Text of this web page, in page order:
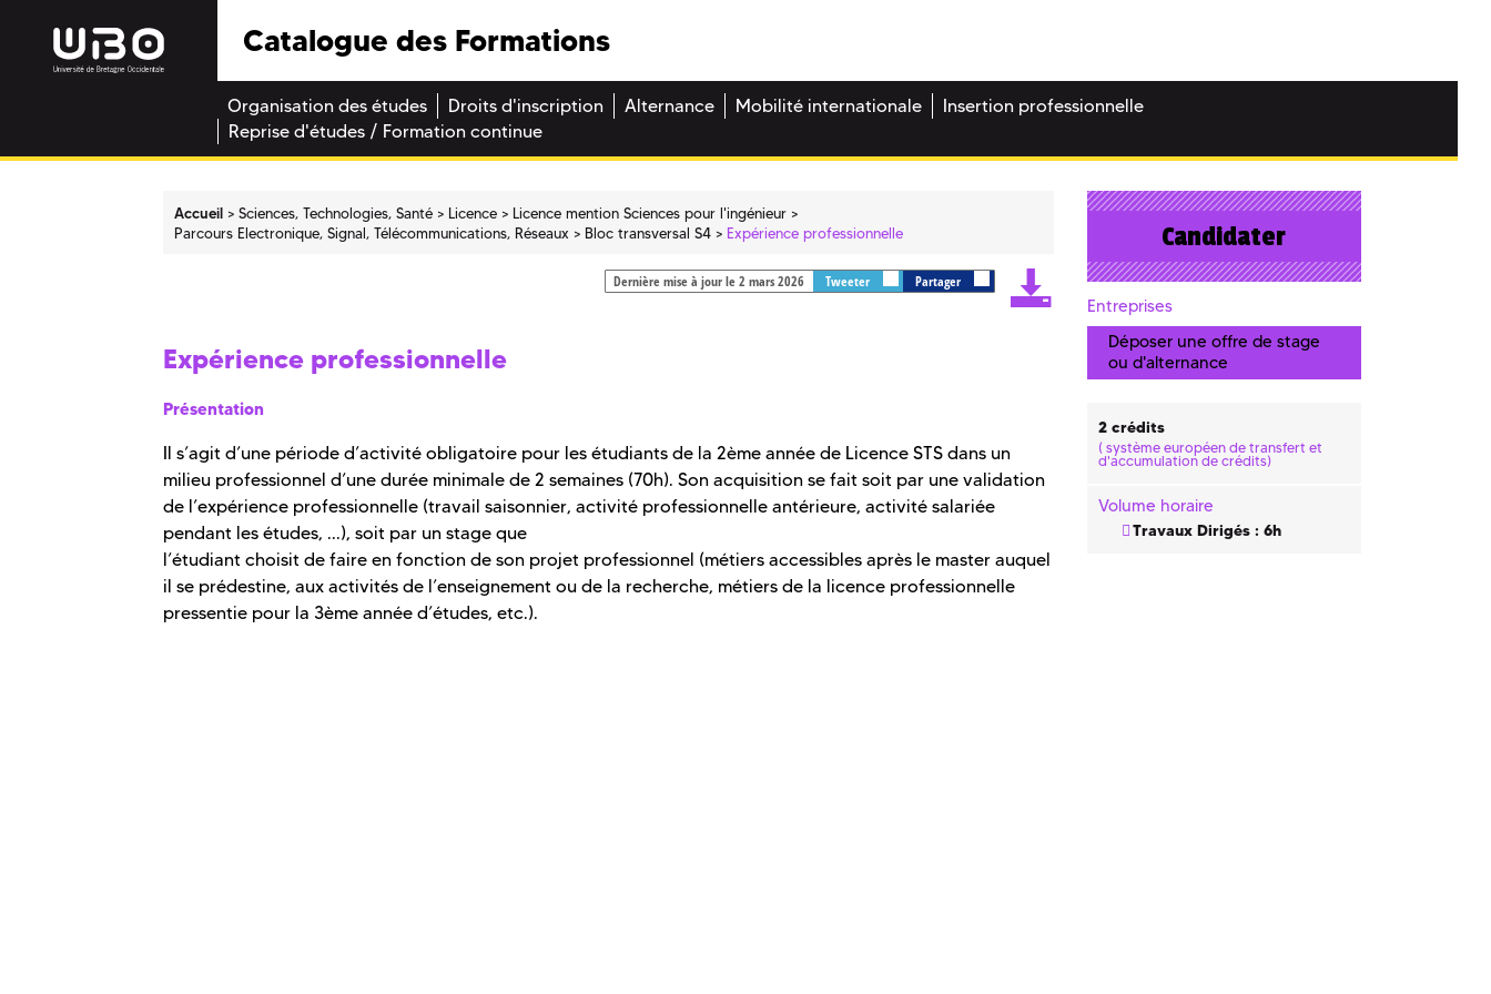
Catalogue des Formations
Organisation des études Droits d'inscription Alternance Mobilité internationale
Insertion professionnelle
Reprise d'études / Formation continue
Accueil Sciences, Technologies, Santé Licence
Licence mention Sciences pour l'ingénieur
Parcours Electronique, Signal, Télécommunications, Réseaux
Bloc transversal S4 Expérience professionnelle
Dernière mise à jour le 2 mars 2026 Tweeter Partager
Expérience professionnelle
Présentation
Il s’agit d’une période d’activité obligatoire pour les étudiants de la 2ème année de Licence STS dans un
milieu professionnel d’une durée minimale de 2 semaines (70h). Son acquisition se fait soit par une validation
de l’expérience professionnelle (travail saisonnier, activité professionnelle antérieure, activité salariée
pendant les études, ...), soit par un stage que
l’étudiant choisit de faire en fonction de son projet professionnel (métiers accessibles après le master auquel
il se prédestine, aux activités de l’enseignement ou de la recherche, métiers de la licence professionnelle
pressentie pour la 3ème année d’études, etc.).
Candidater
Entreprises
Déposer une offre de stage
ou d'alternance
2 crédits
( système européen de transfert et
d'accumulation de crédits)
Volume horaire
Travaux Dirigés : 6h